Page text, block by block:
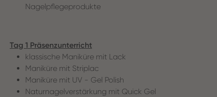
Nagelpflegeprodukte
Tag 1 Präsenzunterricht
klassische Maniküre mit Lack
Maniküre mit Striplac
Maniküre mit UV - Gel Polish
Naturnagelverstärkung mit Quick Gel